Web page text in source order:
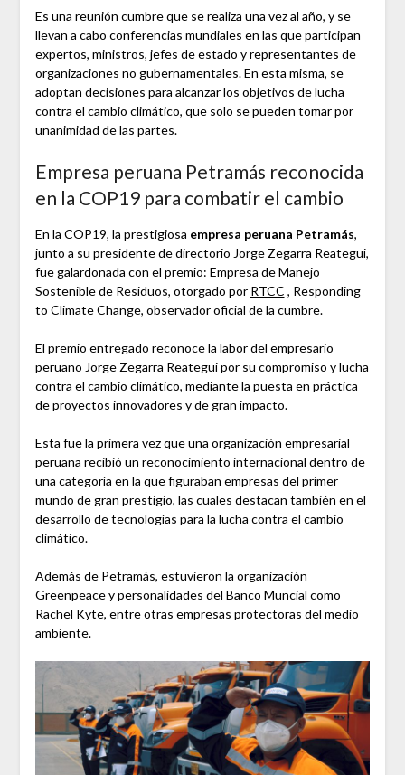
Es una reunión cumbre que se realiza una vez al año, y se
llevan a cabo conferencias mundiales en las que participan
expertos, ministros, jefes de estado y representantes de
organizaciones no gubernamentales. En esta misma, se
adoptan decisiones para alcanzar los objetivos de lucha
contra el cambio climático, que solo se pueden tomar por
unanimidad de las partes.
Empresa peruana Petramás reconocida
en la COP19 para combatir el cambio
En la COP19, la prestigiosa empresa peruana Petramás,
junto a su presidente de directorio Jorge Zegarra Reategui,
fue galardonada con el premio: Empresa de Manejo
Sostenible de Residuos, otorgado por RTCC , Responding
to Climate Change, observador oficial de la cumbre.
El premio entregado reconoce la labor del empresario
peruano Jorge Zegarra Reategui por su compromiso y lucha
contra el cambio climático, mediante la puesta en práctica
de proyectos innovadores y de gran impacto.
Esta fue la primera vez que una organización empresarial
peruana recibió un reconocimiento internacional dentro de
una categoría en la que figuraban empresas del primer
mundo de gran prestigio, las cuales destacan también en el
desarrollo de tecnologías para la lucha contra el cambio
climático.
Además de Petramás, estuvieron la organización
Greenpeace y personalidades del Banco Muncial como
Rachel Kyte, entre otras empresas protectoras del medio
ambiente.